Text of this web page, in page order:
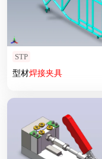
STP
型材焊接夹具